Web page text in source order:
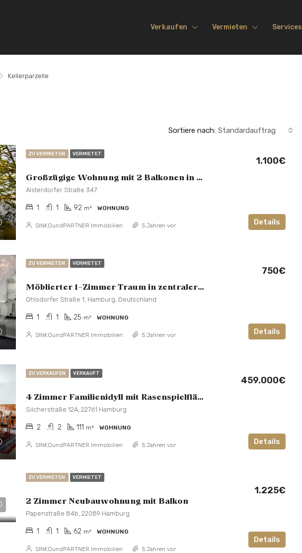
Verkaufen Vermieten Services
Kellerparzelle
Sortiere nach: Standardauftrag
ZU VERMIETEN VERMIETET
Großzügige Wohnung mit 2 Balkonen in Alsterdorf
1.100€
Alsterdorfer Straße 347
1 1 92 m² WOHNUNG
Details
SINKOundPARTNER Immobilien 5 Jahren vor
ZU VERMIETEN VERMIETET
Möblierter 1-Zimmer Traum in zentraler Lage
750€
Ohlsdorfer Straße 1, Hamburg, Deutschland
1 1 25 m² WOHNUNG
Details
SINKOundPARTNER Immobilien 5 Jahren vor
ZU VERKAUFEN VERKAUFT
4 Zimmer Familienidyll mit Rasenspielfläche
459.000€
Silcherstraße 12A, 22761 Hamburg
2 2 111 m² WOHNUNG
Details
SINKOundPARTNER Immobilien 5 Jahren vor
ZU VERMIETEN VERMIETET
2 Zimmer Neubauwohnung mit Balkon
1.225€
Papenstraße 84b, 22089 Hamburg
1 1 62 m² WOHNUNG
Details
SINKOundPARTNER Immobilien 5 Jahren vor